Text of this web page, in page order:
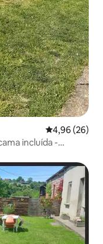
4,96 de uma
4,96 (26)
incluída -